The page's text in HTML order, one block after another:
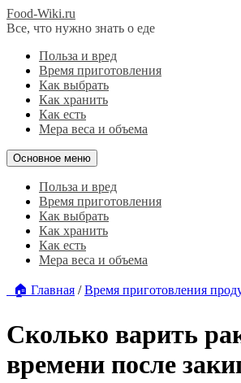
Food-Wiki.ru
Все, что нужно знать о еде
Польза и вред
Время приготовления
Как выбрать
Как хранить
Как есть
Мера веса и объема
Основное меню
Польза и вред
Время приготовления
Как выбрать
Как хранить
Как есть
Мера веса и объема
🏠 Главная /Время приготовления
Сколько варить
времени после